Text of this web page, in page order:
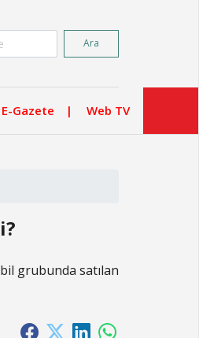
Ara
E-Gazete Web TV
grubunda satılan